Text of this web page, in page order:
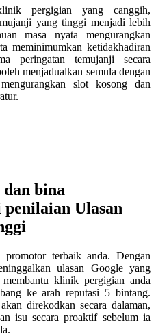
pergigian yang canggih,
yang tinggi menjadi lebih
masa nyata mengurangkan
meminimumkan ketidakhadiran
peringatan temujanji secara
menjadualkan semula dengan
slot kosong dan
bina
Ulasan
terbaik anda. Dengan
ulasan Google yang
klinik pergigian anda
ke arah reputasi 5 bintang.
direkodkan secara dalaman,
isu secara proaktif sebelum ia